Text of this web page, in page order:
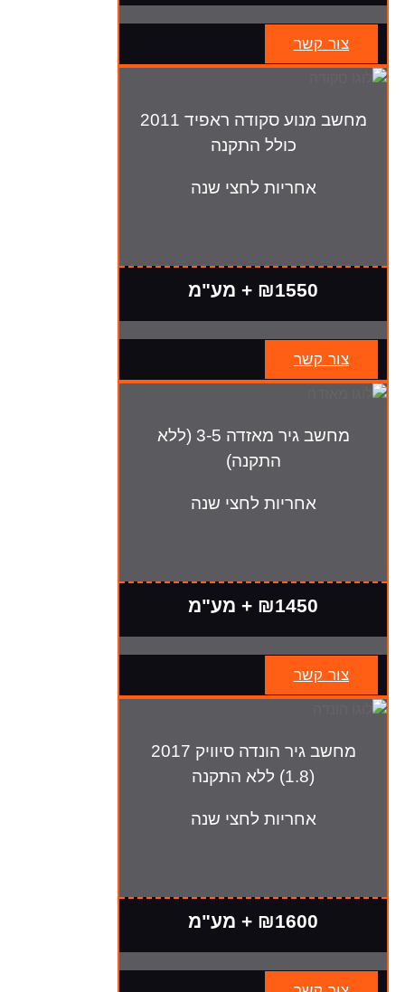
צור קשר
מחשב מנוע סקודה ראפיד 2011
כולל התקנה
אחריות לחצי שנה
₪1550 + מע"מ
צור קשר
מחשב גיר מאזדה 3-5 (ללא
התקנה)
אחריות לחצי שנה
₪1450 + מע"מ
צור קשר
מחשב גיר הונדה סיוויק 2017
(1.8) ללא התקנה
אחריות לחצי שנה
₪1600 + מע"מ